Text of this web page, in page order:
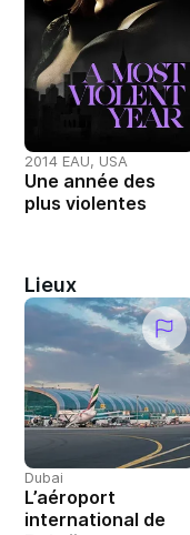
2014 EAU, USA
Une année des
plus violentes
Lieux
Dubai
L’aéroport
international de